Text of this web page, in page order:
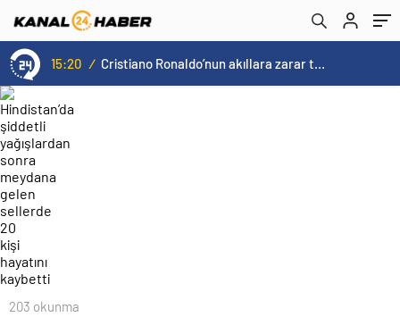
15:20 / Cristiano Ronaldo’nun akıllara zarar tüm kariyerinin istatistiğini çıkardık !
kaybetti
203 okunma